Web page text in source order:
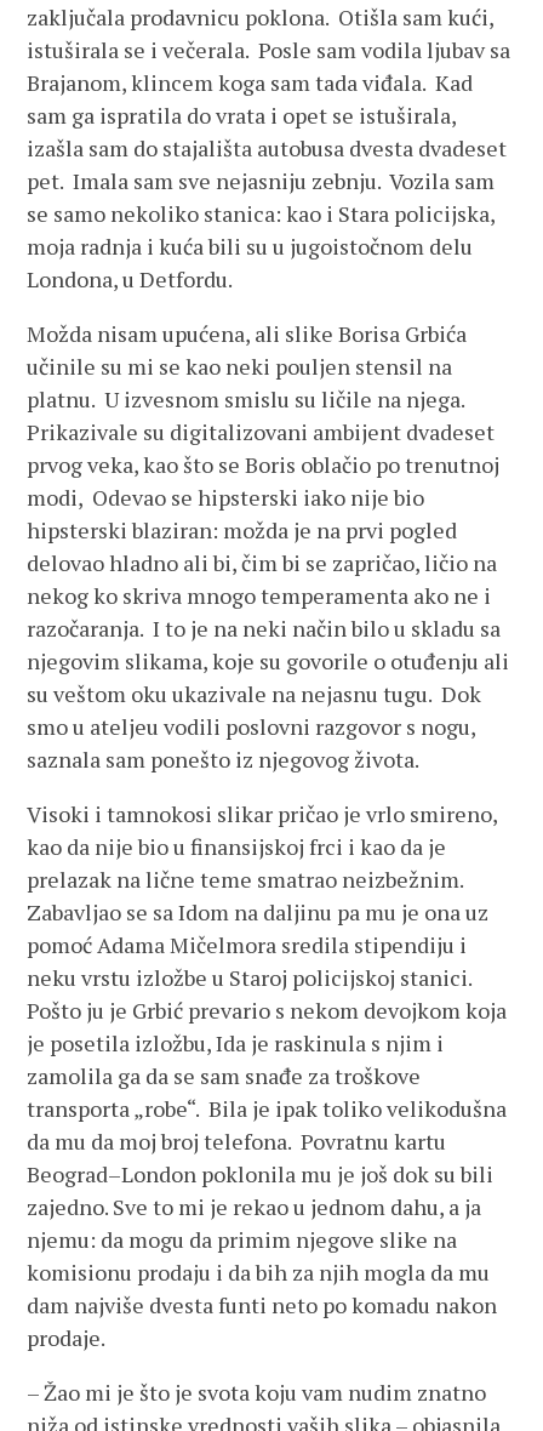
zaključala prodavnicu poklona. Otišla sam kući,
istuširala se i večerala. Posle sam vodila ljubav sa
Brajanom, klincem koga sam tada viđala. Kad
sam ga ispratila do vrata i opet se istuširala,
izašla sam do stajališta autobusa dvesta dvadeset
pet. Imala sam sve nejasniju zebnju. Vozila sam
se samo nekoliko stanica: kao i Stara policijska,
moja radnja i kuća bili su u jugoistočnom delu
Londona, u Detfordu.
Možda nisam upućena, ali slike Borisa Grbića
učinile su mi se kao neki pouljen stensil na
platnu. U izvesnom smislu su ličile na njega.
Prikazivale su digitalizovani ambijent dvadeset
prvog veka, kao što se Boris oblačio po trenutnoj
modi, Odevao se hipsterski iako nije bio
hipsterski blaziran: možda je na prvi pogled
delovao hladno ali bi, čim bi se zapričao, ličio na
nekog ko skriva mnogo temperamenta ako ne i
razočaranja. I to je na neki način bilo u skladu sa
njegovim slikama, koje su govorile o otuđenju ali
su veštom oku ukazivale na nejasnu tugu. Dok
smo u ateljeu vodili poslovni razgovor s nogu,
saznala sam ponešto iz njegovog života.
Visoki i tamnokosi slikar pričao je vrlo smireno,
kao da nije bio u finansijskoj frci i kao da je
prelazak na lične teme smatrao neizbežnim.
Zabavljao se sa Idom na daljinu pa mu je ona uz
pomoć Adama Mičelmora sredila stipendiju i
neku vrstu izložbe u Staroj policijskoj stanici.
Pošto ju je Grbić prevario s nekom devojkom koja
je posetila izložbu, Ida je raskinula s njim i
zamolila ga da se sam snađe za troškove
transporta „robe“. Bila je ipak toliko velikodušna
da mu da moj broj telefona. Povratnu kartu
Beograd–London poklonila mu je još dok su bili
zajedno. Sve to mi je rekao u jednom dahu, a ja
njemu: da mogu da primim njegove slike na
komisionu prodaju i da bih za njih mogla da mu
dam najviše dvesta funti neto po komadu nakon
prodaje.
– Žao mi je što je svota koju vam nudim znatno
niža od istinske vrednosti vaših slika – objasnila